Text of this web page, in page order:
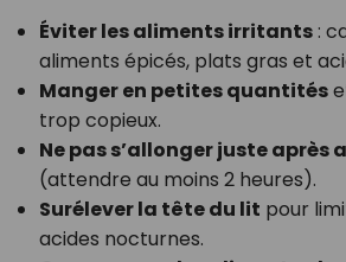
Éviter les aliments irritants:
aliments épicés, plats gras et
Manger en petites quantités
trop copieux.
Ne pas s’allonger juste après
(attendre au moins 2 heures).
Surélever la tête du lit pour
acides nocturnes.